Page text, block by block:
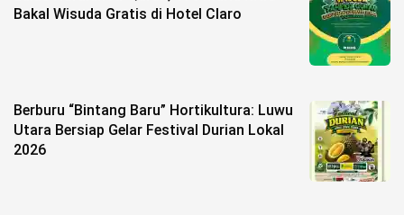
Bakal Wisuda Gratis di Hotel Claro
Berburu “Bintang Baru” Hortikultura: Luwu
Utara Bersiap Gelar Festival Durian Lokal
2026